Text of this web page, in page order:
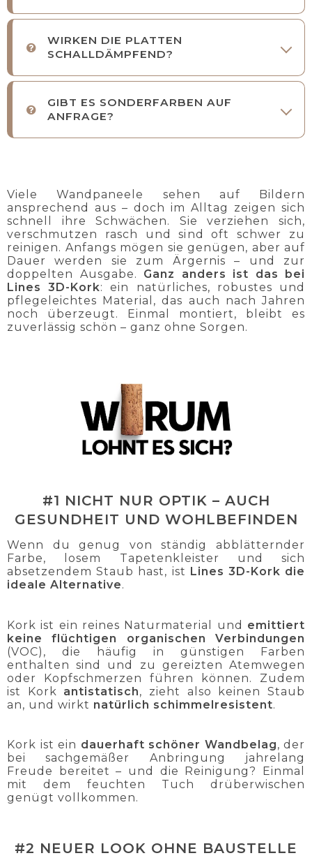
WIRKEN DIE PLATTEN
SCHALLDÄMPFEND?
GIBT ES SONDERFARBEN AUF
ANFRAGE?
Viele Wandpaneele sehen auf Bildern
ansprechend aus – doch im Alltag zeigen sich
schnell ihre Schwächen. Sie verziehen sich,
verschmutzen rasch und sind oft schwer zu
reinigen. Anfangs mögen sie genügen, aber auf
Dauer werden sie zum Ärgernis – und zur
doppelten Ausgabe. Ganz anders ist das bei
Lines 3D-Kork: ein natürliches, robustes und
pflegeleichtes Material, das auch nach Jahren
noch überzeugt. Einmal montiert, bleibt es
zuverlässig schön – ganz ohne Sorgen.
#1 NICHT NUR OPTIK – AUCH
GESUNDHEIT UND WOHLBEFINDEN
Wenn du genug von ständig abblätternder
Farbe, losem Tapetenkleister und sich
absetzendem Staub hast, ist Lines 3D-Kork die
ideale Alternative.
Kork ist ein reines Naturmaterial und emittiert
keine flüchtigen organischen Verbindungen
(VOC), die häufig in günstigen Farben
enthalten sind und zu gereizten Atemwegen
oder Kopfschmerzen führen können. Zudem
ist Kork antistatisch, zieht also keinen Staub
an, und wirkt natürlich schimmelresistent.
Kork ist ein dauerhaft schöner Wandbelag, der
bei sachgemäßer Anbringung jahrelang
Freude bereitet – und die Reinigung? Einmal
mit dem feuchten Tuch drüberwischen
genügt vollkommen.
#2 NEUER LOOK OHNE BAUSTELLE